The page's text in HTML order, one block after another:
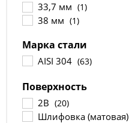
33,7 мм (1)
38 мм (1)
42,4 мм (2)
48,3 мм (2)
57 мм (1)
60.3 мм
63,5 мм (1)
Марка стали
AISI 304 (63)
Поверхность
2B (20)
Шлифовка (матовая)